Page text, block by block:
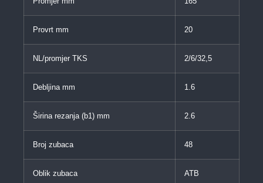
Provrt mm 20
NL/promjer TKS 2/6/32,5
Debljina mm 1.6
Širina rezanja (b1) mm 2.6
Broj zubaca 48
Oblik zubaca ATB